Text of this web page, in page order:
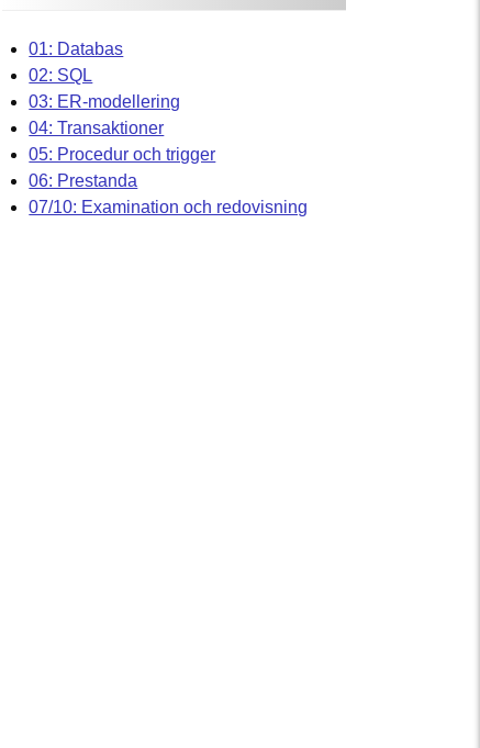
01: Databas
02: SQL
03: ER-modellering
04: Transaktioner
05: Procedur och trigger
06: Prestanda
07/10: Examination och redovisning